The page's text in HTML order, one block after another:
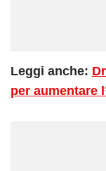
Leggi anche:
per aumentare